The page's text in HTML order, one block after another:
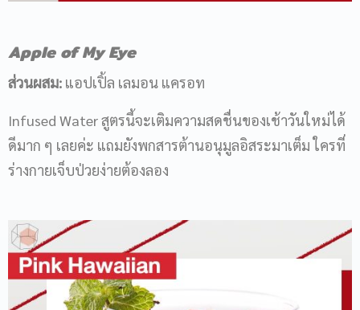
Apple of My Eye
ส่วนผสม: แอปเปิ้ล เลมอน แครอท
Infused Water สูตรนี้จะเติมความสดชื่นของเช้าวันใหม่ได้
ดีมาก ๆ เลยค่ะ แถมยังพกสารต้านอนุมูลอิสระมาเต็ม ใครที่
ร่างกายเจ็บป่วยง่ายต้องลอง